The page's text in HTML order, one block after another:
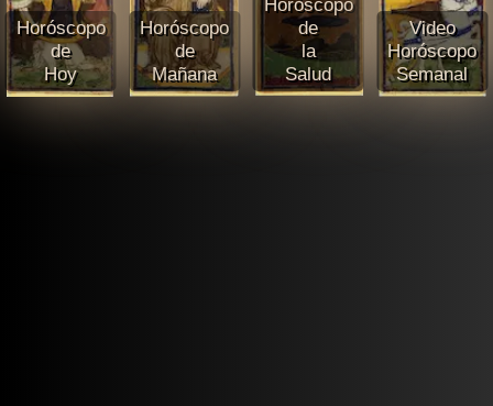
Horóscopo
de
Hoy
Horóscopo
de
Mañana
Horóscopo
de
la
Salud
Video
Horóscopo
Semanal